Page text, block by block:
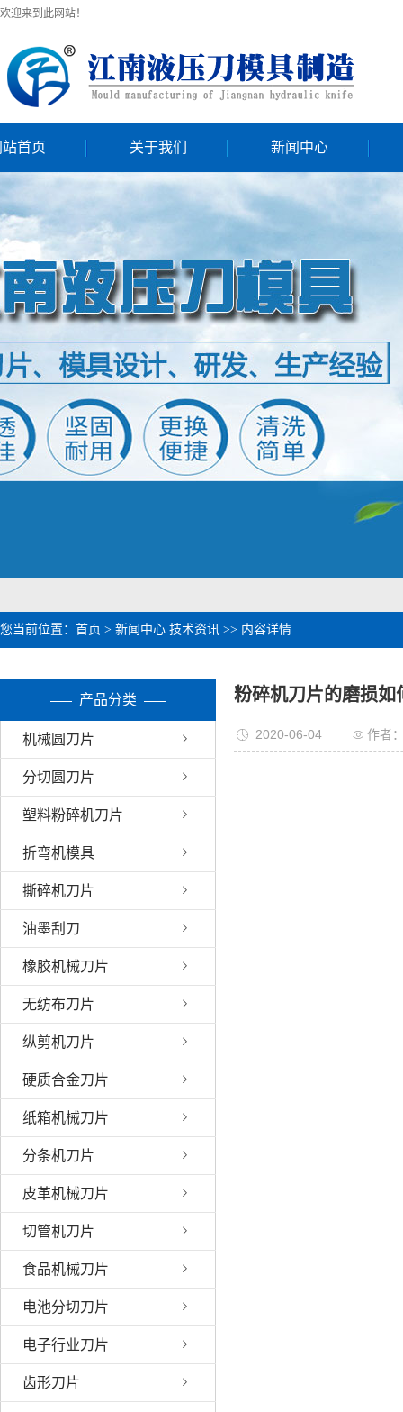
欢迎来到此网站！
首页 关于我们 新闻中心
您当前位置： 首页 > 新闻中心 技术资讯 >> 内容详情
产品分类
机械圆刀片
分切圆刀片
塑料粉碎机刀片
折弯机模具
撕碎机刀片
油墨刮刀
橡胶机械刀片
无纺布刀片
纵剪机刀片
硬质合金刀片
纸箱机械刀片
分条机刀片
皮革机械刀片
切管机刀片
食品机械刀片
电池分切刀片
电子行业刀片
齿形刀片
粉碎机刀片的磨损如
2020-06-04 作者